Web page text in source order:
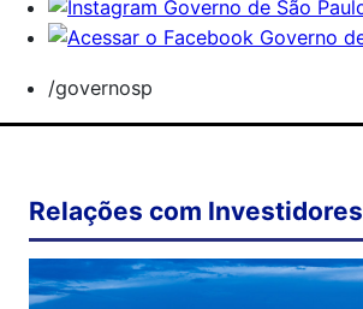
/governosp
Relações com Investidores